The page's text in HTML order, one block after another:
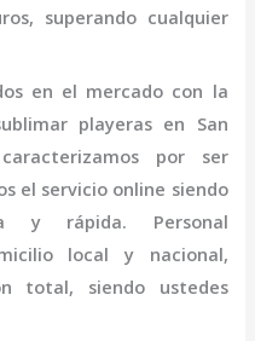
superando cualquier
en el mercado con la
playeras en San
por ser
el servicio online siendo
y rápida. Personal
local y nacional,
total, siendo ustedes